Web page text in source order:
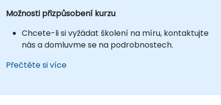
Možnosti přizpůsobení kurzu
Chcete-li si vyžádat školení na míru, kontaktujte
nás a domluvme se na podrobnostech.
Přečtěte si více